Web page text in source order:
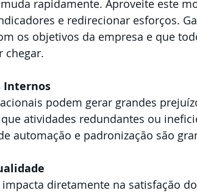
rapidamente. Aproveite este
e redirecionar esforços.
os objetivos da empresa e que
chegar.
Internos
atividades redundantes ou
automação e padronização são
diretamente na satisfação